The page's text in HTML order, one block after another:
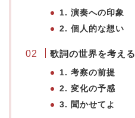
1. 演奏への印象
2. 個人的な想い
歌詞の世界を考える
1. 考察の前提
2. 変化の予感
3. 聞かせてよ